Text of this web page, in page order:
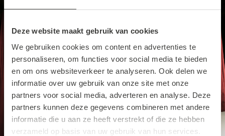
Deze website maakt gebruik van cookies
We gebruiken cookies om content en advertenties te
personaliseren, om functies voor social media te bieden
en om ons websiteverkeer te analyseren. Ook delen we
informatie over uw gebruik van onze site met onze
partners voor social media, adverteren en analyse. Deze
partners kunnen deze gegevens combineren met andere
informatie die u aan ze heeft verstrekt of die ze hebben
verzameld op basis van uw gebruik van hun services.